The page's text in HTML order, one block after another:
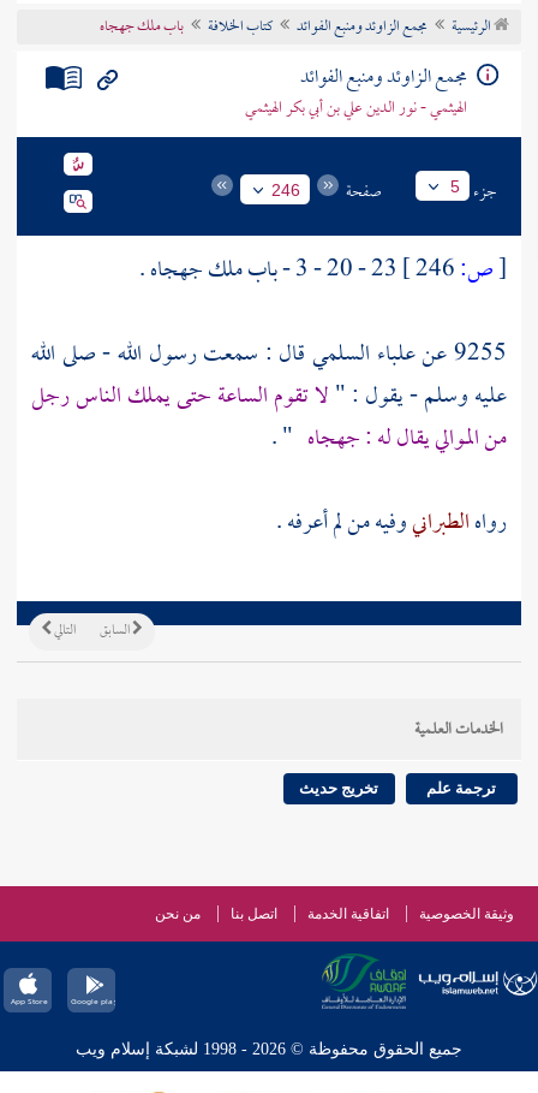
تراجم الأعلام
الرئيسية مجمع الزاوئد ومنبع الفوائد كتاب الخلافة باب ملك جهجاه
مجمع الزاوئد ومنبع الفوائد
الهيثمي - نور الدين علي بن أبي بكر الهيثمي
جزء 5 صفحة 246
[ص: 23 - 20 - 3 - باب ملك جهجاه.
9255 عن
علباء السلميقال : سمعت رسول الله - صلى الله
عليه وسلم - يقول : "لا تقوم الساعة حتى يملك الناس رجل
من الموالي يقال له :جهجاه " .
رواهالطبرانيوفيه من لم أعرفه .
التالي السابق
الخدمات العلمية
ترجمة علم تخريج حديث
وثيقة الخصوصية اتفاقية الخدمة اتصل بنا من نحن
جميع الحقوق محفوظة © 2026 - 1998 لشبكة إسلام ويب